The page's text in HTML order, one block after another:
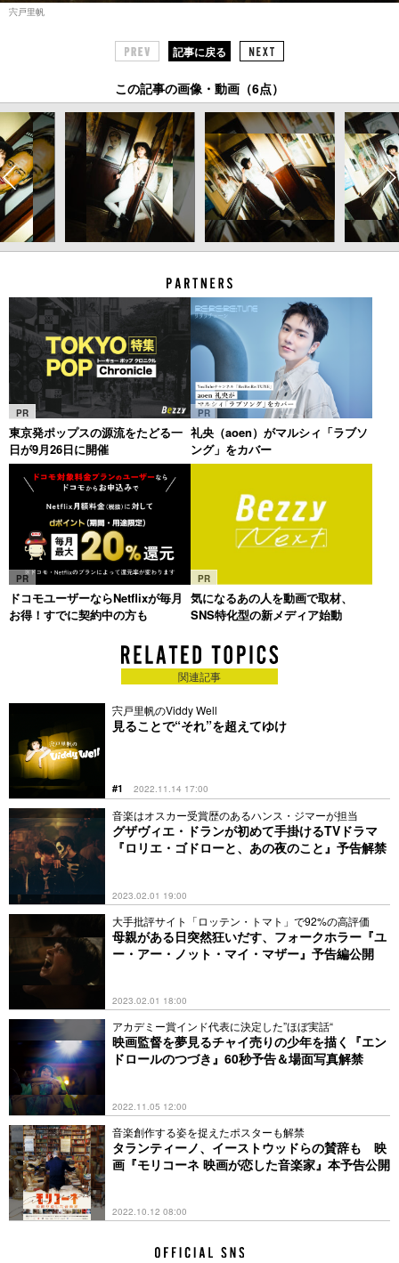
宍戸里帆
記事に戻る
この記事の画像・動画（6点）
PR
東京発ポップスの源流をたどる一
日が9月26日に開催
PR
礼央（aoen）がマルシィ「ラブソ
ング」をカバー
PR
ドコモユーザーならNetflixが毎月
お得！すでに契約中の方も
PR
気になるあの人を動画で取材、
SNS特化型の新メディア始動
関連記事
宍戸里帆のViddy Well
見ることで“それ”を超えてゆけ
#1 2022.11.14 17:00
音楽はオスカー受賞歴のあるハンス・ジマーが担当
グザヴィエ・ドランが初めて手掛けるTVドラマ
『ロリエ・ゴドローと、あの夜のこと』予告解禁
2023.02.01 19:00
大手批評サイト「ロッテン・トマト」で92%の高評価
母親がある日突然狂いだす、フォークホラー『ユ
ー・アー・ノット・マイ・マザー』予告編公開
2023.02.01 18:00
アカデミー賞インド代表に決定した”ほぼ実話“
映画監督を夢見るチャイ売りの少年を描く『エン
ドロールのつづき』60秒予告＆場面写真解禁
2022.11.05 12:00
音楽創作する姿を捉えたポスターも解禁
タランティーノ、イーストウッドらの賛辞も 映
画『モリコーネ 映画が恋した音楽家』本予告公開
2022.10.12 08:00